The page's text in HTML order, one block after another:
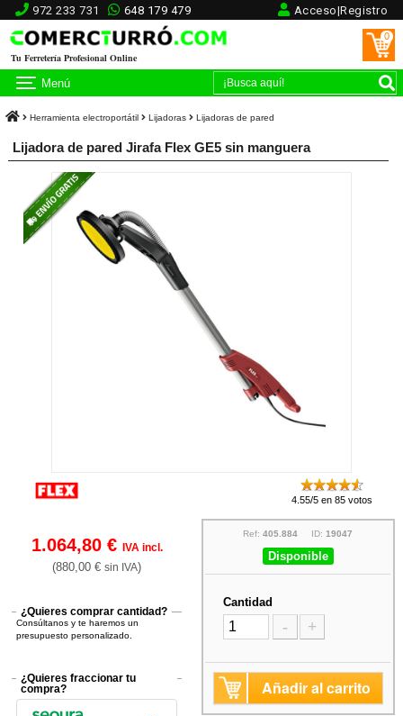
972 233 731 648 179 479 Acceso|Registro
Tu Ferretería Profesional Online
0
Menú
Herramienta electroportátil Lijadoras Lijadoras de pared
Lijadora de pared Jirafa Flex GE5 sin manguera
4.55/5 en 85 votos
1.064,80 € IVA incl.
(880,00 €sin IVA)
¿Quieres comprar cantidad?
Consúltanos y te haremos un
presupuesto personalizado.
¿Quieres fraccionar tu
compra?
Ref:405.884 ID:19047
Disponible
Cantidad
- +
Añadir al carrito